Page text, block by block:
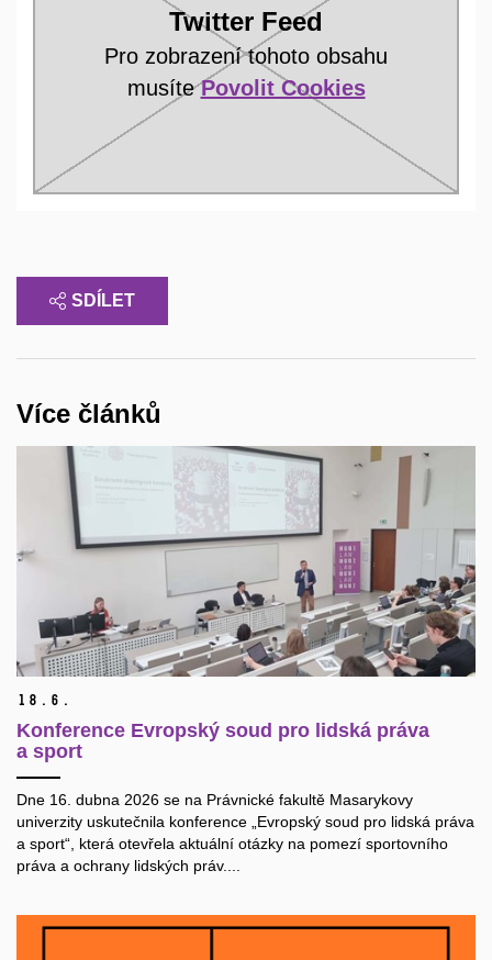
Twitter Feed
Pro zobrazení tohoto obsahu
musítePovolit Cookies
SDÍLET
Více článků
18. 6.
Konference Evropský soud pro lidská práva
a sport
Dne 16. dubna 2026 se na Právnické fakultě Masarykovy
univerzity uskutečnila konference „Evropský soud pro lidská práva
a sport“, která otevřela aktuální otázky na pomezí sportovního
práva a ochrany lidských práv....